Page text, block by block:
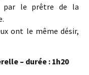
par le prêtre de la
ont le même désir,
– durée : 1h20